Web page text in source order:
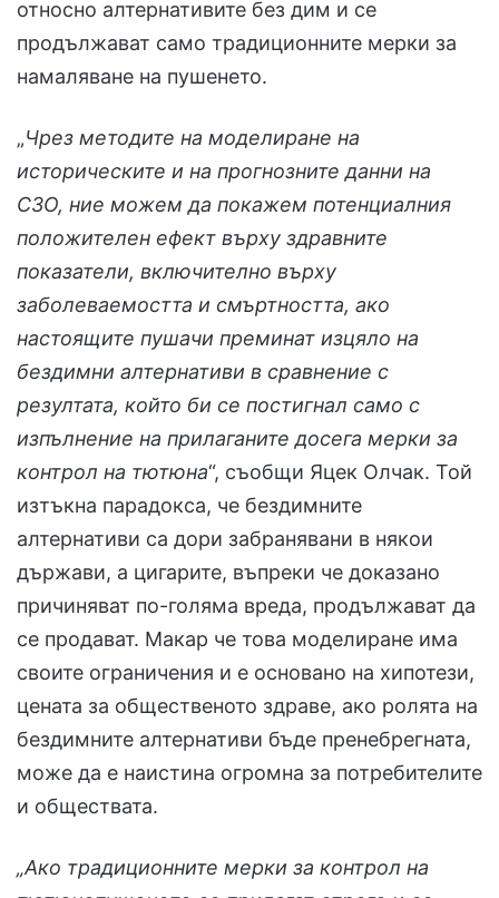
относно алтернативите без дим и се
продължават само традиционните мерки за
намаляване на пушенето.
„Чрез методите на моделиране на
историческите и на прогнозните данни на
СЗО, ние можем да покажем потенциалния
положителен ефект върху здравните
показатели, включително върху
заболеваемостта и смъртността, ако
настоящите пушачи преминат изцяло на
бездимни алтернативи в сравнение с
резултата, който би се постигнал само с
изпълнение на прилаганите досега мерки за
контрол на тютюна“, съобщи Яцек Олчак. Той
изтъкна парадокса, че бездимните
алтернативи са дори забранявани в някои
държави, а цигарите, въпреки че доказано
причиняват по-голяма вреда, продължават да
се продават. Макар че това моделиране има
своите ограничения и е основано на хипотези,
цената за общественото здраве, ако ролята на
бездимните алтернативи бъде пренебрегната,
може да е наистина огромна за потребителите
и обществата.
„Ако традиционните мерки за контрол на